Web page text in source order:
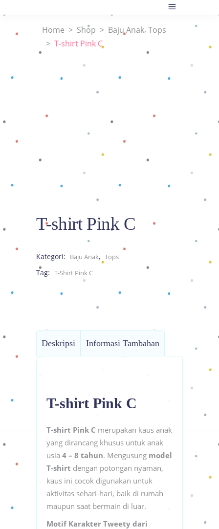
Home > Shop > Baju Anak, Tops
> T-shirt Pink C
T-shirt Pink C
Kategori: Baju Anak, Tops
Tag: T-Shirt Pink C
Deskripsi Informasi Tambahan
T-shirt Pink C
T-shirt Pink C merupakan kaus anak
yang dirancang khusus untuk anak
usia 4 – 8 tahun. Mengusung model
T-shirt dengan potongan nyaman,
kaus ini cocok digunakan untuk
aktivitas sehari-hari, baik di rumah
maupun saat bermain di luar.
Motif Karakter Tweety dari